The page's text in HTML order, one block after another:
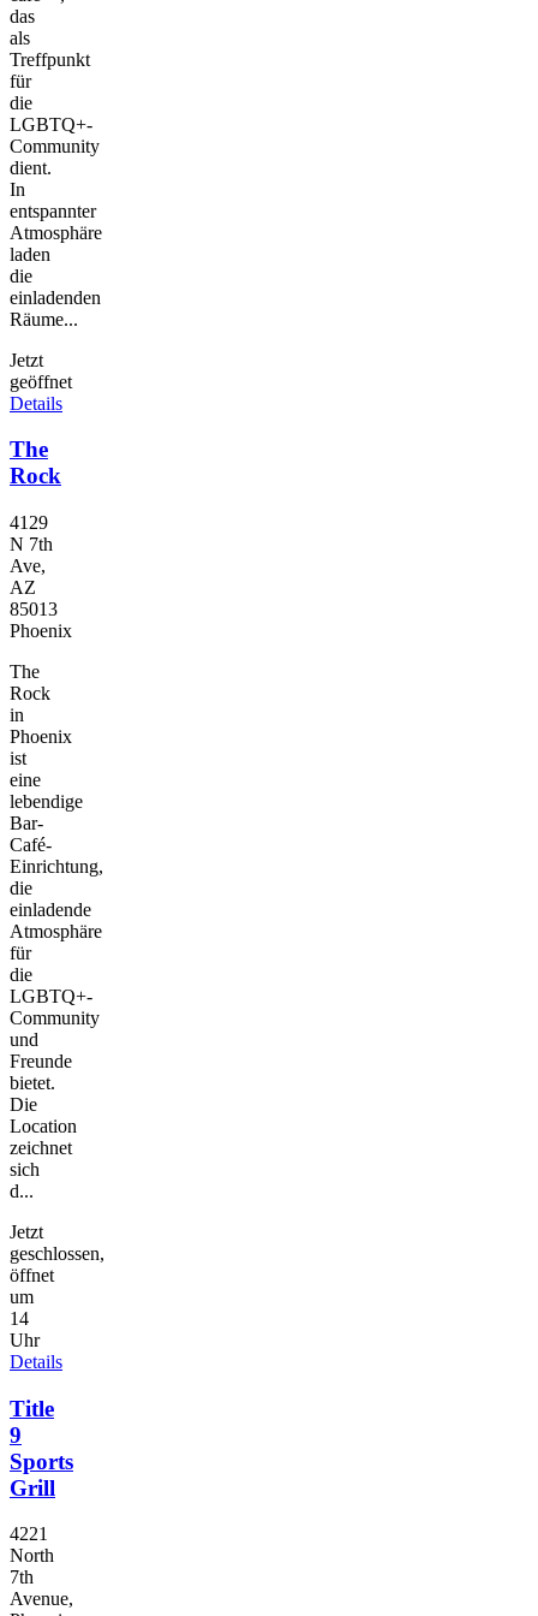
das
als
Treffpunkt
für
die
LGBTQ+-
Community
dient.
In
entspannter
Atmosphäre
laden
die
einladenden
Räume...
Jetzt
geöffnet
Details
The
Rock
4129
N 7th
Ave,
AZ
85013
Phoenix
The
Rock
in
Phoenix
ist
eine
lebendige
Bar-
Café-
Einrichtung,
die
einladende
Atmosphäre
für
die
LGBTQ+-
Community
und
Freunde
bietet.
Die
Location
zeichnet
sich
d...
Jetzt
geschlossen,
öffnet
um
14
Uhr
Details
Title
9
Sports
Grill
4221
North
7th
Avenue,